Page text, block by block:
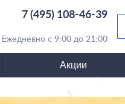
7 (495) 108-46-39
Ежедневно с 9:00 до 21:00
Акции